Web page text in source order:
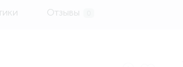
Отзывы